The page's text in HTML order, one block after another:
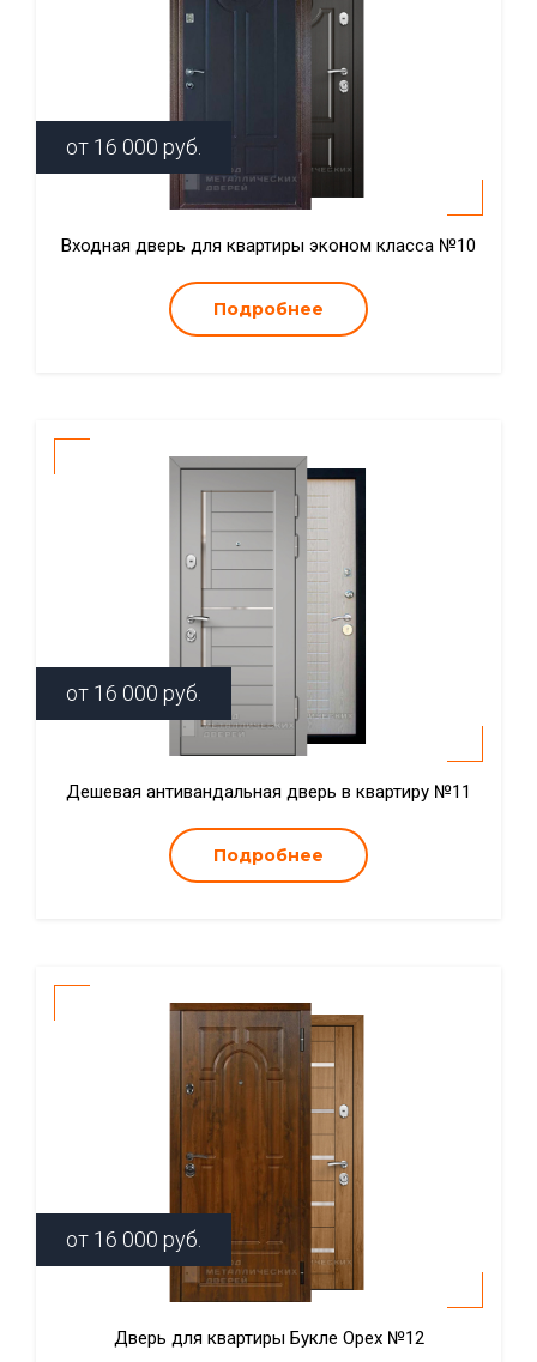
от 16 000 руб.
Входная дверь для квартиры эконом класса №10
Подробнее
от 16 000 руб.
Дешевая антивандальная дверь в квартиру №11
Подробнее
от 16 000 руб.
Дверь для квартиры Букле Орех №12